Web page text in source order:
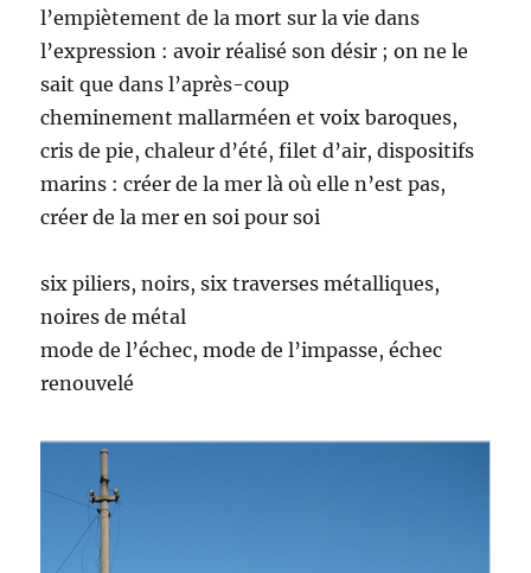
l’empiètement de la mort sur la vie dans
l’expression : avoir réalisé son désir ; on ne le
sait que dans l’après-coup
cheminement mallarméen et voix baroques,
cris de pie, chaleur d’été, filet d’air, dispositifs
marins : créer de la mer là où elle n’est pas,
créer de la mer en soi pour soi
six piliers, noirs, six traverses métalliques,
noires de métal
mode de l’échec, mode de l’impasse, échec
renouvelé